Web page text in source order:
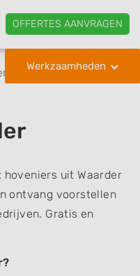
OFFERTES AANVRAGEN
Werkzaamheden
uit Waarder
ontvang voorstellen
Gratis en